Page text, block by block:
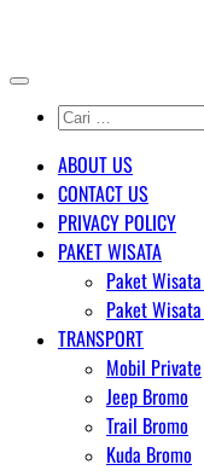
content
Cari
untuk:
ABOUT US
CONTACT US
PRIVACY POLICY
PAKET WISATA
Paket
Paket
TRANSPORT
Mobil Private
Jeep Bromo
Trail Bromo
Kuda Bromo